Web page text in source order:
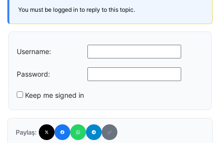
You must be logged in to reply to this topic.
Username:
Password:
Keep me signed in
Paylaş: